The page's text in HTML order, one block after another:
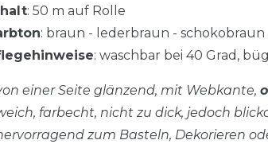
: 50 m auf Rolle
: braun - lederbraun -
: waschbar bei 40 Grad,
einer Seite glänzend, mit Webkante,
farbecht, nicht zu dick, jedoch
zum Basteln, Dekorieren